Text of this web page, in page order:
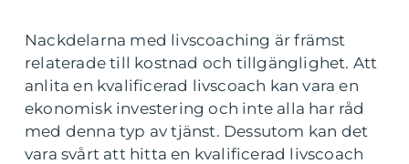
Nackdelarna med livscoaching är främst
relaterade till kostnad och tillgänglighet. Att
anlita en kvalificerad livscoach kan vara en
ekonomisk investering och inte alla har råd
med denna typ av tjänst. Dessutom kan det
vara svårt att hitta en kvalificerad livscoach